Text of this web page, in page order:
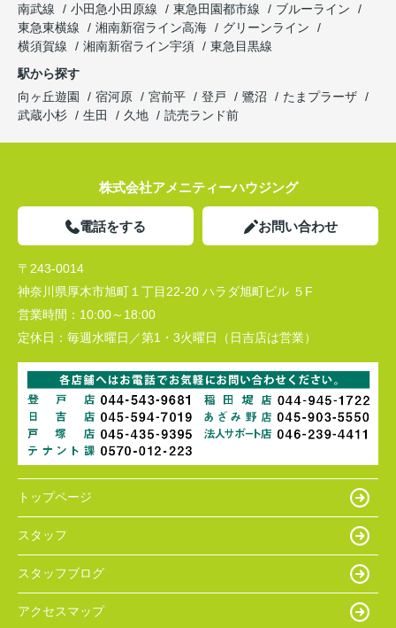
南武線
小田急小田原線 東急田園都市線
ブルーライン
東急東横線
湘南新宿ライン高海
グリーンライン
横須賀線
湘南新宿ライン宇須
東急目黒線
駅から探す
向ヶ丘遊園
宿河原 宮前平 登戸 鷺沼
たまプラーザ
武蔵小杉
生田 久地 読売ランド前
株式会社アメニティーハウジング
電話をする お問い合わせ
〒243-0014
神奈川県厚木市旭町１丁目22-20 ハラダ旭町ビル ５F
営業時間： 10:00～18:00
定休日： 毎週水曜日／第1・3火曜日（日吉店は営業）
トップページ
スタッフ
スタッフブログ
アクセスマップ